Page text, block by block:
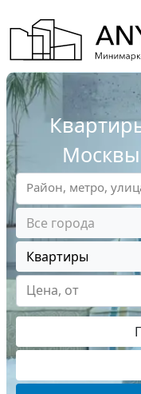
Все города
Квартиры
Цена, от
Район, метро,